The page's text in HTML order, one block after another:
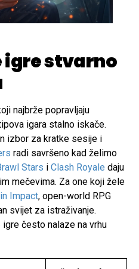
igre stvarno
najbrže popravljaju
igara stalno iskače.
izbor za kratke sesije i
radi savršeno kad želimo
Stars i Clash Royale daju
mečevima. Za one koji žele
Impact, open-world RPG
svijet za istraživanje.
često nalaze na vrhu